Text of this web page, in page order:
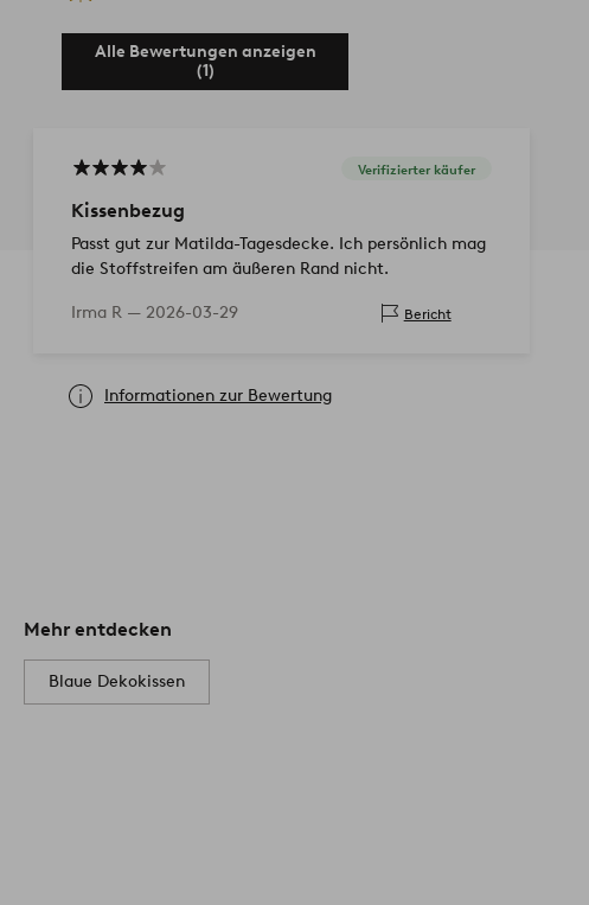
Alle Bewertungen anzeigen
(1)
Verifizierter käufer
Kissenbezug
Passt gut zur Matilda-Tagesdecke. Ich persönlich mag
die Stoffstreifen am äußeren Rand nicht.
Irma R — 2026-03-29 Bericht
Informationen zur Bewertung
Mehr entdecken
Blaue Dekokissen